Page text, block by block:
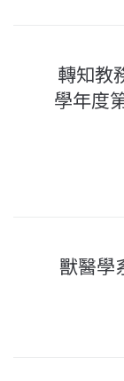
轉知教
學年度
獸醫學